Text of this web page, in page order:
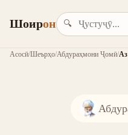
Шоирон 🔍
Асосӣ/Шеърҳо/Абдураҳмони Ҷомӣ/